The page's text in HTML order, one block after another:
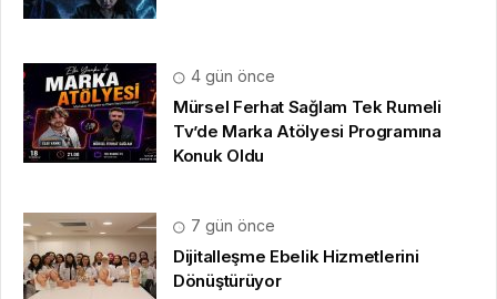
4 gün önce
Mürsel Ferhat Sağlam Tek Rumeli
Tv’de Marka Atölyesi Programına
Konuk Oldu
7 gün önce
Dijitalleşme Ebelik Hizmetlerini
Dönüştürüyor